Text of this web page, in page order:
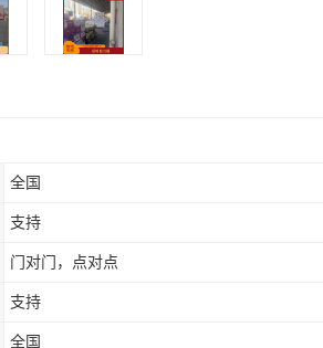
全国
支持
门对门，点对点
支持
全国